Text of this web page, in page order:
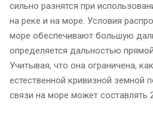
сильно разнятся при
на реке и на море. Условия
море обеспечивают большую
определяется дальностью
Учитывая, что она ограничена,
естественной кривизной земной
связи на море может составлять